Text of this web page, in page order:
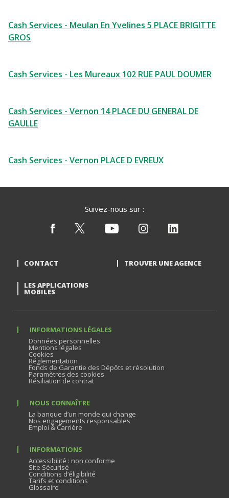
Cash Services - Meulan En Yvelines 5 PLACE BRIGITTE
GROS
Cash Services - Les Mureaux 102 RUE PAUL DOUMER
Cash Services - Vernon 14 PLACE DU GENERAL DE
GAULLE
Cash Services - Vernon PLACE D EVREUX
Suivez-nous sur :
CONTACT TROUVER UNE AGENCE
LES APPLICATIONS
MOBILES
INFORMATIONS LÉGALES
Données personnelles
Mentions légales
Cookies
Réglementation
Fonds de Garantie des Dépôts et résolution
Paramètres des cookies
Résiliation de contrat
NOUS CONNAÎTRE
La banque d’un monde qui change
Nos engagements responsables
Emploi & Carrière
INFORMATIONS
Accessibilité : non conforme
Site Sécurisé
Conditions d’éligibilité
Tarifs et conditions
Glossaire